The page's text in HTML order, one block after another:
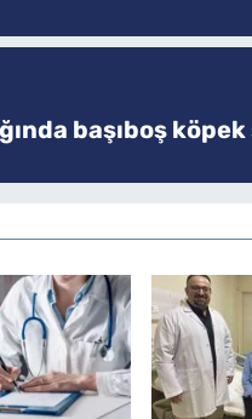
başıboş